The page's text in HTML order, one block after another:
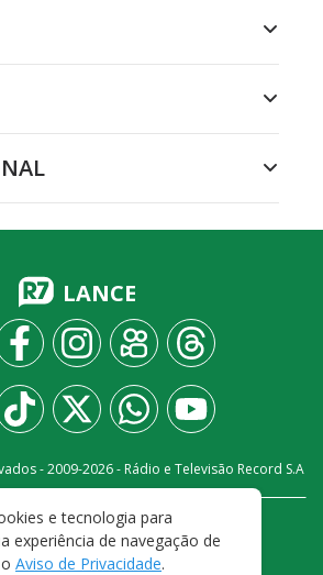
LANCE
- 2009-2026- Rádio e Televisão Record S.A
FALE CONOSCO
PRIVACIDADE
E CONDIÇÕES DE USO
e tecnologia para
experiência de navegação de
Aviso de Privacidade.